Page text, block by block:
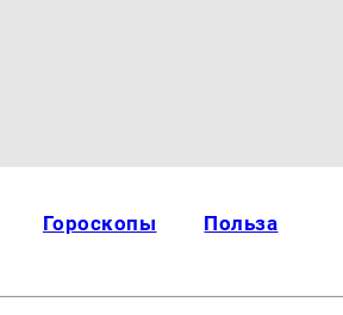
Гороскопы Польза